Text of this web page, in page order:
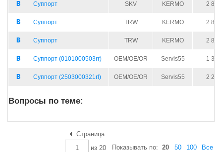
Суппорт SKV KERMO 2 850
Суппорт TRW KERMO 2 850
Суппорт TRW KERMO 2 850
Суппорт (0101000503rr) OEM/OE/OR Servis55 1 351
Суппорт (2503000321rl) OEM/OE/OR Servis55 2 252
Вопросы по теме:
Страница
из 20 Показывать по: 20 50 100 Все